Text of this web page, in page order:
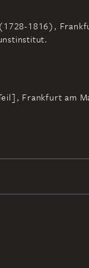
1816),
Frankfurt am